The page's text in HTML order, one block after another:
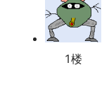
1楼